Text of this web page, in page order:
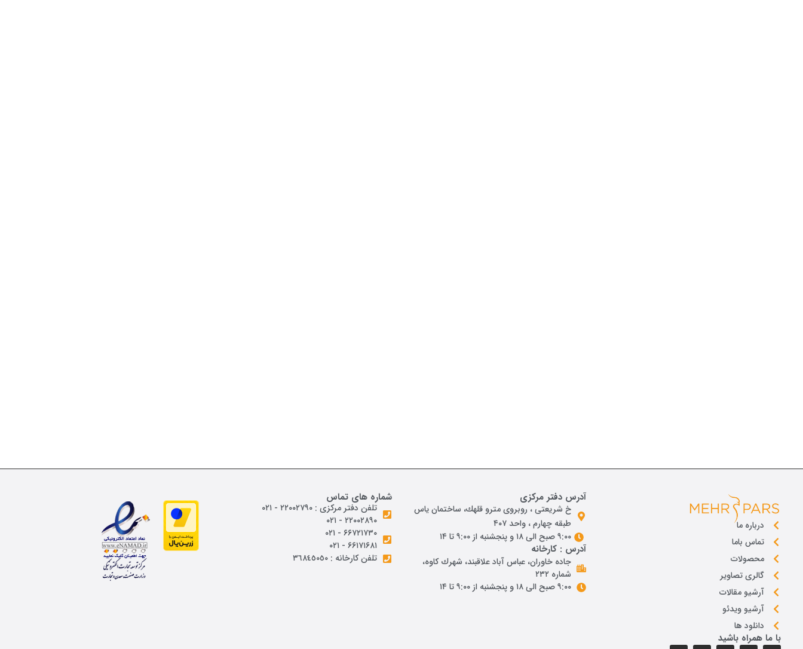
درباره ما
تماس باما
محصولات
گالری تصاویر
آرشیو مقالات
آرشیو ویدئو
دانلود ها
با ما همراه باشید
آدرس دفتر مرکزی
خ شريعتی ، روبروی مترو قلهك، ساختمان ياس
طبقه چهارم ، واحد ۴۰۷
۹:۰۰ صبح الی ۱۸ و پنجشنبه از ۹:۰۰ تا ۱۴
آدرس : کارخانه
جاده خاوران، عباس آباد علاقبند، شهرك كاوه،
شماره ٢٣٢
۹:۰۰ صبح الی ۱۸ و پنجشنبه از ۹:۰۰ تا ۱۴
شماره های تماس
تلفن دفتر مرکزی : ۲۲۰۰۲۷۹۰ - ۰۲۱
۲۲۰۰۲۸۹۰ - ۰۲۱
۶۶۷۲۱۷۳۰ - ۰۲۱
۶۶۱۷۱۶۸۱ - ۰۲۱
تلفن کارخانه : ٣٦٨٤٥٠٥٠